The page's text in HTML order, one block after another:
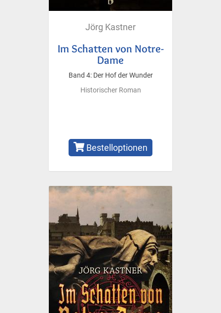
Jörg Kastner
Im Schatten von Notre-
Dame
Band 4: Der Hof der Wunder
Historischer Roman
Bestelloptionen